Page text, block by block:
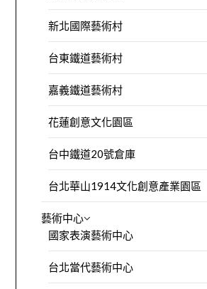
新北國際藝術村
台東鐵道藝術村
嘉義鐵道藝術村
花蓮創意文化園區
台中鐵道20號倉庫
台北華山1914文化創意產業園區
藝術中心
國家表演藝術中心
台北當代藝術中心